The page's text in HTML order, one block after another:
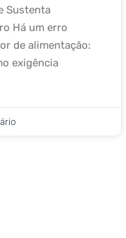
Sustenta
Há um erro
de alimentação:
exigência